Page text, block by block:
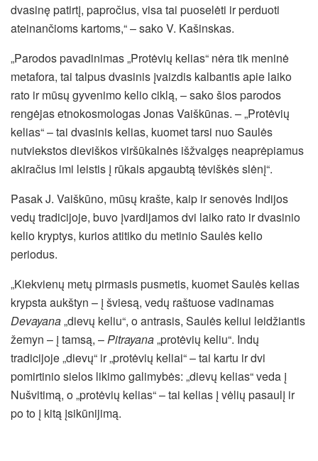
dvasinę patirtį, papročius, visa tai puoselėti ir perduoti
ateinančioms kartoms,“ – sako V. Kašinskas.
„Parodos pavadinimas „Protėvių kelias“ nėra tik meninė
metafora, tai talpus dvasinis įvaizdis kalbantis apie laiko
rato ir mūsų gyvenimo kelio ciklą, – sako šios parodos
rengėjas etnokosmologas Jonas Vaiškūnas. – „Protėvių
kelias“ – tai dvasinis kelias, kuomet tarsi nuo Saulės
nutviekstos dieviškos viršūkalnės išžvalgęs neaprėpiamus
akiračius imi leistis į rūkais apgaubtą tėviškės slėnį“.
Pasak J. Vaiškūno, mūsų krašte, kaip ir senovės Indijos
vedų tradicijoje, buvo įvardijamos dvi laiko rato ir dvasinio
kelio kryptys, kurios atitiko du metinio Saulės kelio
periodus.
„Kiekvienų metų pirmasis pusmetis, kuomet Saulės kelias
krypsta aukštyn – į šviesą, vedų raštuose vadinamas
Devayana„dievų keliu“, o antrasis, Saulės keliui leidžiantis
žemyn – į tamsą, – Pitrayana„protėvių keliu“. Indų
tradicijoje „dievų“ ir „protėvių keliai“ – tai kartu ir dvi
pomirtinio sielos likimo galimybės: „dievų kelias“ veda į
Nušvitimą, o „protėvių kelias“ – tai kelias į vėlių pasaulį ir
po to į kitą įsikūnijimą.